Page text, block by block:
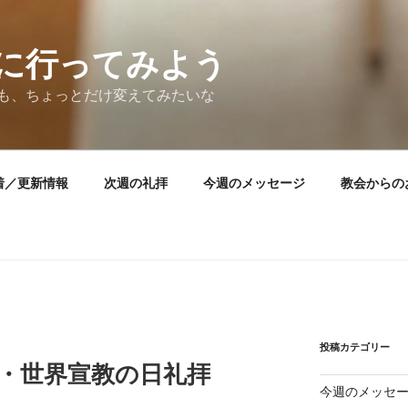
行ってみよう
ちょっとだけ変えてみたいな
／更新情報 次週の礼拝 今週のメッセージ 教会からの
世界宣教の日礼拝
投稿カテゴリー
今週のメッセ